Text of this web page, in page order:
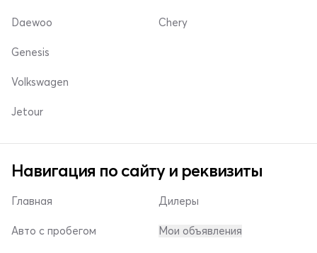
Daewoo Chery
Genesis
Volkswagen
Jetour
Навигация по сайту и реквизиты
Главная
Авто с пробегом
Дилеры
Мои объявления